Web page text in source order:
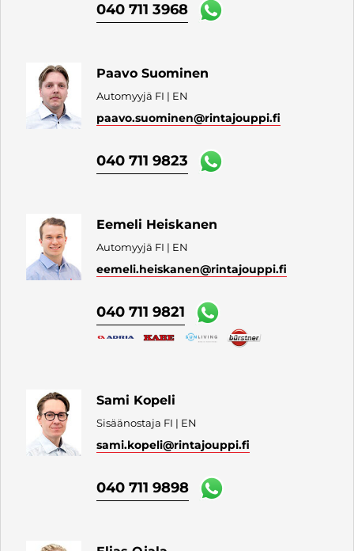
040 711 3968
Paavo Suominen
Automyyjä FI | EN
paavo.suominen@rintajouppi.fi
040 711 9823
Eemeli Heiskanen
Automyyjä FI | EN
eemeli.heiskanen@rintajouppi.fi
040 711 9821
Sami Kopeli
Sisäänostaja FI | EN
sami.kopeli@rintajouppi.fi
040 711 9898